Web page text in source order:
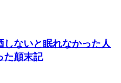
しないと眠れなかった人
た顛末記